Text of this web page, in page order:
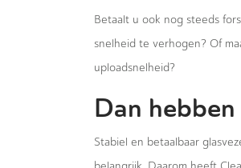
Betaalt u ook nog steeds
snelheid te verhogen? Of
uploadsnelheid?
Dan
Stabiel en betaalbaar